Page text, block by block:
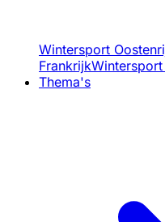
Wintersport
FrankrijkWintersport
Thema's